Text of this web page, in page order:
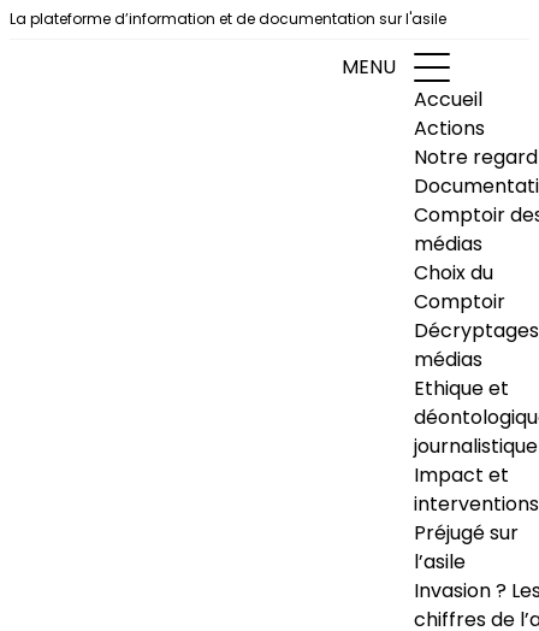
Aller au contenu
La plateforme d’information et de documentation sur l'asile
MENU
Accueil
Actions
Notre regard
Comptoir
médias
Choix du
Comptoir
Décryptages
médias
Ethique et
journalistique
Impact et
interventions
Préjugé sur
l’asile
Invasion ?
chiffres de